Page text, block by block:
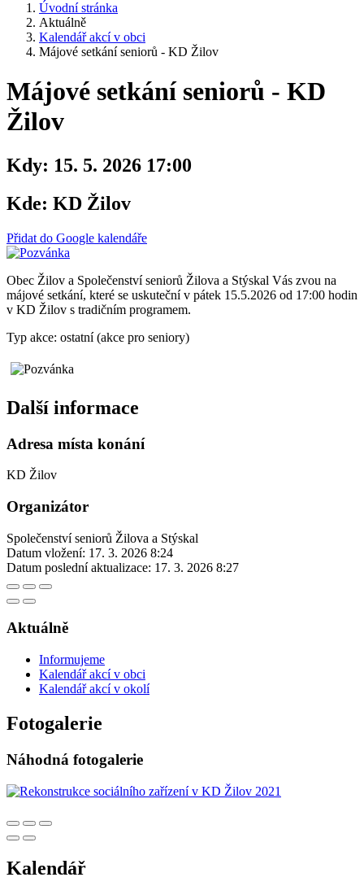
Úvodní stránka
Aktuálně
Kalendář akcí v obci
Májové setkání seniorů - KD Žilov
Májové setkání seniorů - KD
Žilov
Kdy: 15. 5. 2026 17:00
Kde: KD Žilov
Přidat do Google kalendáře
Obec Žilov a Společenství seniorů Žilova a Stýskal Vás zvou na
májové setkání, které se uskuteční v pátek 15.5.2026 od 17:00 hodin
v KD Žilov s tradičním programem.
Typ akce: ostatní (akce pro seniory)
Další informace
Adresa místa konání
KD Žilov
Organizátor
Společenství seniorů Žilova a Stýskal
Datum vložení: 17. 3. 2026 8:24
Datum poslední aktualizace: 17. 3. 2026 8:27
Aktuálně
Informujeme
Kalendář akcí v obci
Kalendář akcí v okolí
Fotogalerie
Náhodná fotogalerie
Kalendář